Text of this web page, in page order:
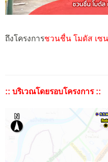
ถึงโครงการชวนชื่น โมดัส เซ
:: บริเวณโดยรอบโครงการ ::